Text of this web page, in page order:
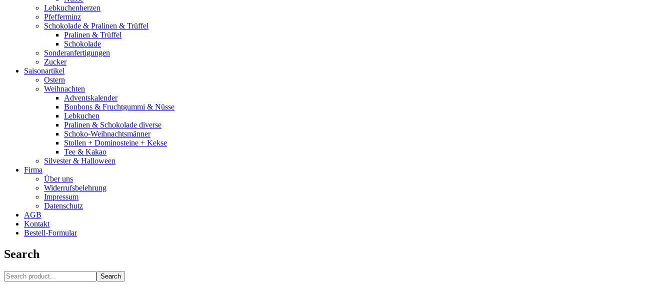
Lebkuchenherzen
Pfefferminz
Schokolade & Pralinen & Trüffel
Pralinen & Trüffel
Schokolade
Sonderanfertigungen
Zucker
Saisonartikel
Ostern
Weihnachten
Adventskalender
Bonbons & Fruchtgummi & Nüsse
Lebkuchen
Pralinen & Schokolade diverse
Schoko-Weihnachtsmänner
Stollen + Dominosteine + Kekse
Tee & Kakao
Silvester & Halloween
Firma
Über uns
Widerrufsbelehrung
Impressum
Datenschutz
AGB
Kontakt
Bestell-Formular
Search
Search